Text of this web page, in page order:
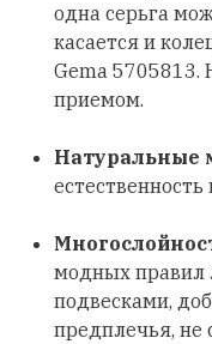
одна серьга
касается и
Gema 5705813.
приемом.
Натуральные
модных правил
подвесками,
предплечья, не